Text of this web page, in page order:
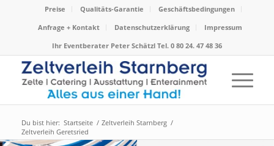
Preise Qualitäts-Garantie
Geschäftsbedingungen
Anfrage + Kontakt
Datenschutzerklärung
Impressum
Ihr Eventberater Peter Schätzl Tel. 0 80 24. 47 48 36
Du bist hier: Startseite / Zeltverleih Starnberg /
Zeltverleih Geretsried